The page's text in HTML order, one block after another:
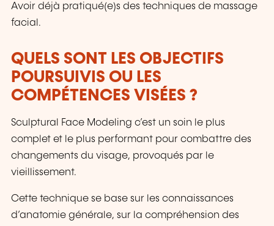
Avoir déjà pratiqué(e)s des techniques de massage
facial.
QUELS SONT LES OBJECTIFS
POURSUIVIS OU LES
COMPÉTENCES VISÉES ?
Sculptural Face Modeling c’est un soin le plus
complet et le plus performant pour combattre des
changements du visage, provoqués par le
vieillissement.
Cette technique se base sur les connaissances
d’anatomie générale, sur la compréhension des